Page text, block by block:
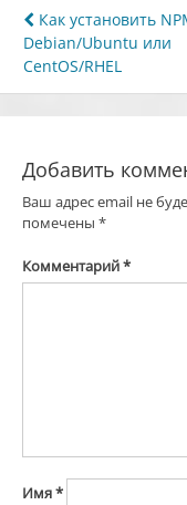
по
записям
Как установить
Debian/Ubuntu или
CentOS/RHEL
Добавить
Ваш адрес email не
помечены *
Комментарий*
Имя*